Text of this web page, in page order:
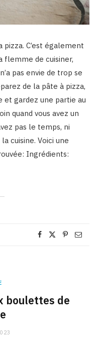
C’est également
flemme de cuisiner,
n’a pas envie de trop se
de la pâte à pizza,
et gardez une partie au
quand vous avez un
pas le temps, ni
cuisine. Voici une
Ingrédients:
boulettes de